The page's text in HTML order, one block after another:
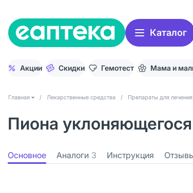
Каталог
Акции Скидки Гемотест Мама и
Главная / Лекарственные средства / Препараты для
Пиона
Основное Аналоги 3 Инструкция